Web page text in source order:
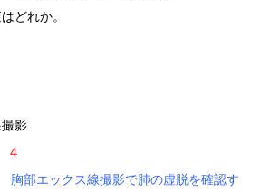
どれか。
影
部エックス線撮影で肺の虚脱を確認す